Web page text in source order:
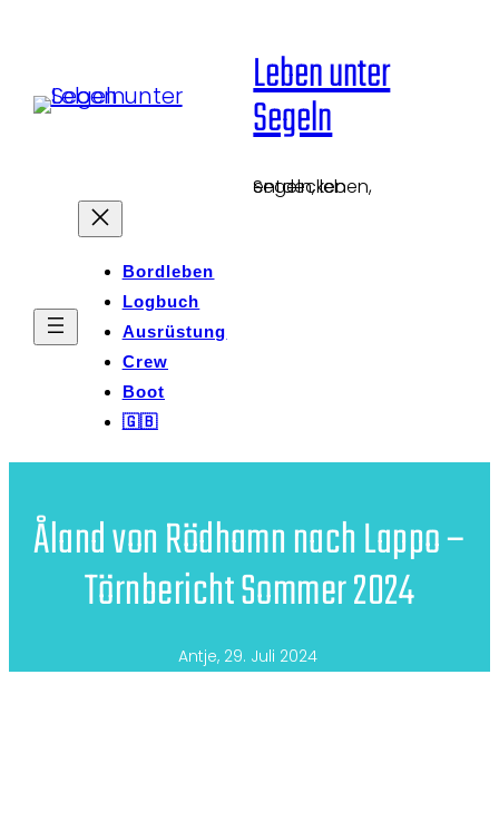
springen
Leben unter
Segeln
Segeln, leben, entdecken
Bordleben
Logbuch
Ausrüstung
Crew
Boot
🇬🇧
Åland von Rödhamn nach Lappo –
Törnbericht Sommer 2024
Antje, 29. Juli 2024